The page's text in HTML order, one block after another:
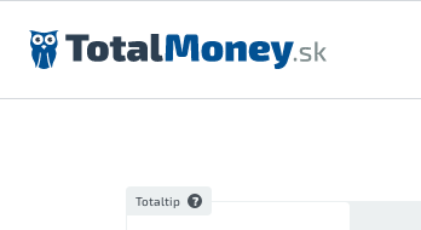
Preskočiť na obsah
Totaltip